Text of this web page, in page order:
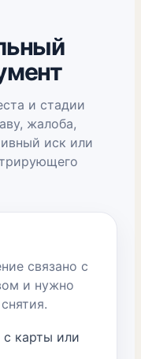
и стадии
жалоба,
иск или
связано с
и нужно
с карты или